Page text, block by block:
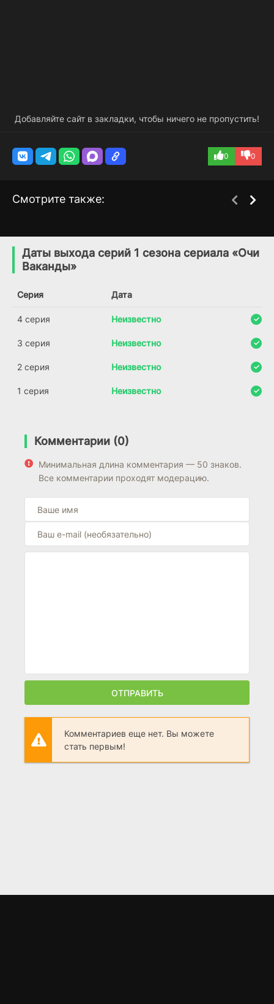
Добавляйте сайт в закладки, чтобы ничего не пропустить!
0 0
Смотрите также:
(2025) (2025)
Даты выхода серий 1 сезона сериала «Очи
Ваканды»
Серия Дата
4 серия Неизвестно
3 серия Неизвестно
2 серия Неизвестно
1 серия Неизвестно
Комментарии (0)
Минимальная длина комментария — 50 знаков.
Все комментарии проходят модерацию.
ОТПРАВИТЬ
Комментариев еще нет. Вы можете
стать первым!